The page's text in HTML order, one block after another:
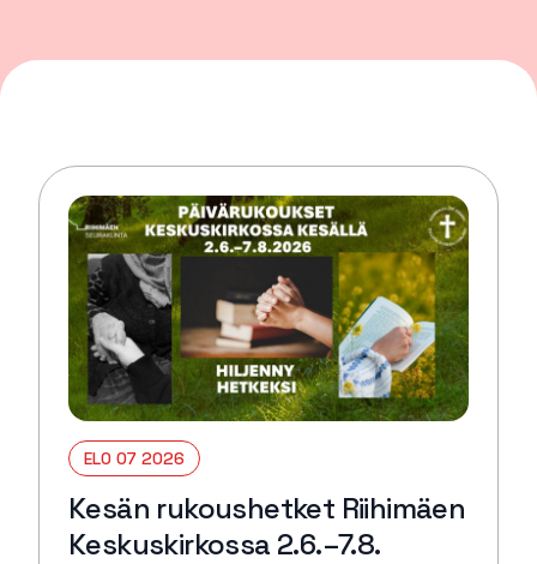
ELO 07 2026
Kesän rukoushetket Riihimäen
Keskuskirkossa 2.6.–7.8.